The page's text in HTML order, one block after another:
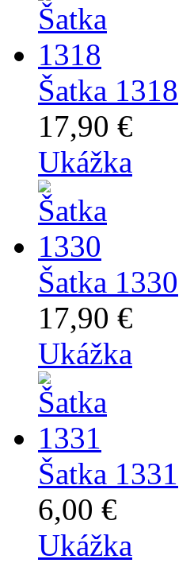
Šatka 1318
17,90 €
Ukážka
Šatka 1330
17,90 €
Ukážka
Šatka 1331
6,00 €
Ukážka